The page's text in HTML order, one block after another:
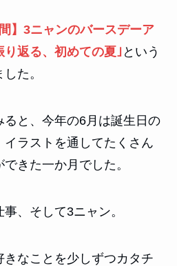
】3ニャンのバースデーア
返る、初めての夏｣ という
た。
ると、今年の6月は誕生日の
ラストを通してたくさん
きた一か月でした。
、そして3ニャン。
なことを少しずつカタチ